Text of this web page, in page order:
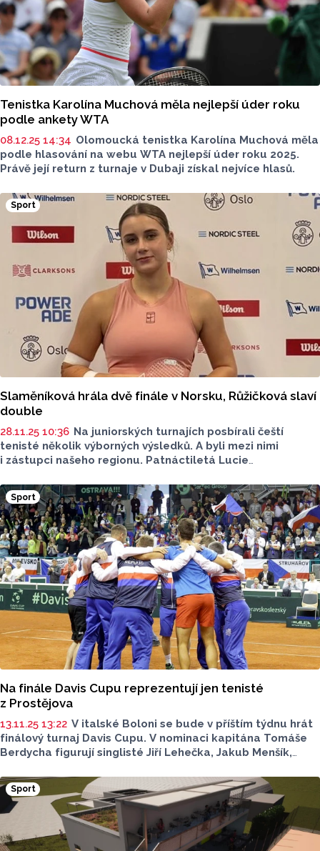
Tenistka Karolína Muchová měla nejlepší úder roku
podle ankety WTA
08.12.25 14:34 Olomoucká tenistka Karolína Muchová měla
podle hlasování na webu WTA nejlepší úder roku 2025.
Právě její return z turnaje v Dubaji získal nejvíce hlasů.
Sport
Slaměníková hrála dvě finále v Norsku, Růžičková slaví
double
28.11.25 10:36 Na juniorských turnajích posbírali čeští
tenisté několik výborných výsledků. A byli mezi nimi
i zástupci našeho regionu. Patnáctiletá Lucie
na turnaji J100 v norském Stabekku, dvě turnajové trofeje
vybojovala na třicítce v Polsku sedmnáctiletá Tereza
Růžičková.
Sport
Na finále Davis Cupu reprezentují jen tenisté
z Prostějova
13.11.25 13:22 V italské Boloni se bude v příštím týdnu hrát
finálový turnaj Davis Cupu. V nominaci kapitána Tomáše
Berdycha figurují singlisté Jiří Lehečka, Jakub Menšík,
Adam Pavlásek. Všechno hráči TK Agrofert Prostějov. Češi
se utkají ve čtvrtfinále se Španěly, hrát se bude ve čtvrtek
20. listopadu od 10 hodin.
Sport